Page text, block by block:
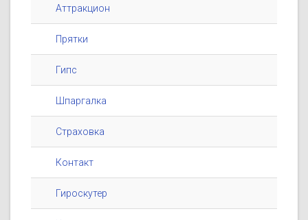
Аттракцион
Прятки
Гипс
Шпаргалка
Страховка
Контакт
Гироскутер